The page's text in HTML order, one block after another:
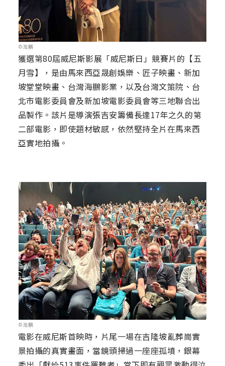
©海鵬
獲選第80屆威尼斯影展「威尼斯日」競賽片的【五
月雪】，是由馬來西亞晟創娛樂、匠子映畫、新加
坡堂堂映畫、台灣海鵬影業，以及台灣文策院、台
北市電影委員會及新加坡電影委員會等三地聯合出
品製作。該片是導演張吉安籌備長達17年之久的第
二部電影，即使題材敏感，依然堅持全片在馬來西
亞實地拍攝。
©海鵬
電影在威尼斯首映時，片尾一場在吉隆坡亂葬崗實
景拍攝的真實畫面，當鏡頭掃過一座座孤墳，銀幕